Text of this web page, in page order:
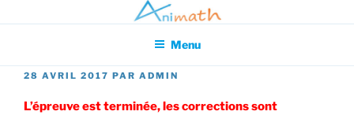
au
principal
Association pour l'Animation en Mathématiques
Menu
PUBLIÉ
28 AVRIL 2017 PAR ADMIN
L’épreuve est terminée, les corrections sont